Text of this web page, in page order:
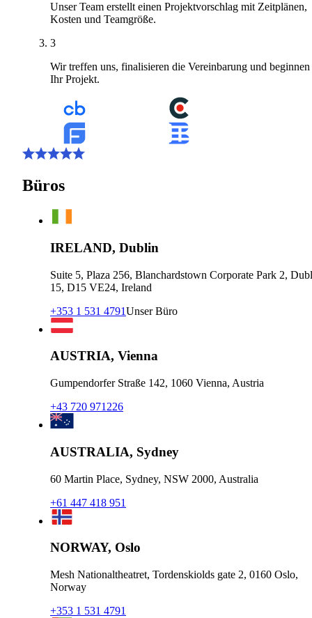
Unser Team erstellt einen Projektvorschlag mit Zeitplänen,
Kosten und Teamgröße.
3
Wir treffen uns, finalisieren die Vereinbarung und beginnen
Ihr Projekt.
Büros
IRELAND, Dublin
Suite 5, Plaza 256, Blanchardstown Corporate Park 2,
15, D15 VE24, Ireland
+353 1 531 4791Unser Büro
AUSTRIA, Vienna
Gumpendorfer Straße 142, 1060 Vienna, Austria
+43 720 971226
AUSTRALIA, Sydney
60 Martin Place, Sydney, NSW 2000, Australia
+61 447 418 951
NORWAY, Oslo
Mesh Nationaltheatret, Tordenskiolds gate 2, 0160 Oslo,
Norway
+353 1 531 4791